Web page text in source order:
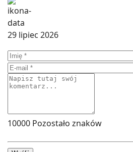
29 lipiec 2026
10000 Pozostało znaków